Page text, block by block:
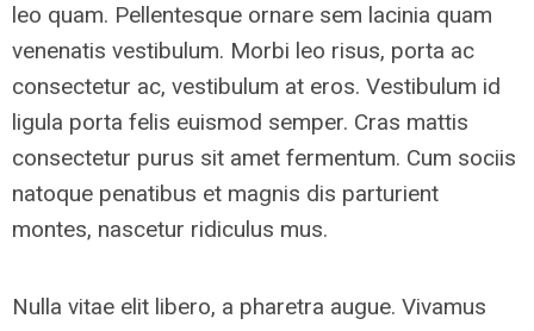
leo quam. Pellentesque ornare sem lacinia quam
venenatis vestibulum. Morbi leo risus, porta ac
consectetur ac, vestibulum at eros. Vestibulum id
ligula porta felis euismod semper. Cras mattis
consectetur purus sit amet fermentum. Cum sociis
natoque penatibus et magnis dis parturient
montes, nascetur ridiculus mus.
Nulla vitae elit libero, a pharetra augue. Vivamus